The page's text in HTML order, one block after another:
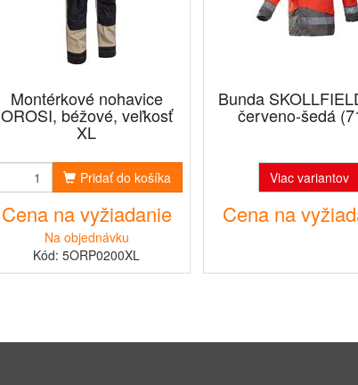
Montérkové nohavice
OROSI, béžové, veľkosť
XL
Pridať do košíka
Cena na vyžiadanie
Na objednávku
Kód: 5ORP0200XL
Bunda
červeno-šedá
Viac variantov
Cena na